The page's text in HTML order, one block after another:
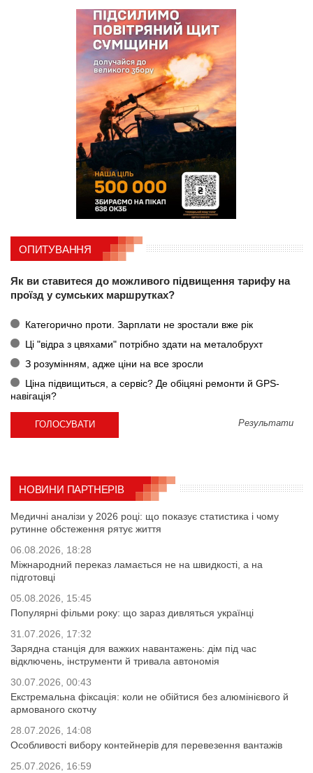
ОПИТУВАННЯ
Як ви ставитеся до можливого підвищення тарифу на
проїзд у сумських маршрутках?
Категорично проти. Зарплати не зростали вже рік
Ці "відра з цвяхами" потрібно здати на металобрухт
З розумінням, адже ціни на все зросли
Ціна підвищиться, а сервіс? Де обіцяні ремонти й GPS-
навігація?
Результати
НОВИНИ ПАРТНЕРІВ
Медичні аналізи у 2026 році: що показує статистика і чому
рутинне обстеження рятує життя
06.08.2026, 18:28
Міжнародний переказ ламається не на швидкості, а на
підготовці
05.08.2026, 15:45
Популярні фільми року: що зараз дивляться українці
31.07.2026, 17:32
Зарядна станція для важких навантажень: дім під час
відключень, інструменти й тривала автономія
30.07.2026, 00:43
Екстремальна фіксація: коли не обійтися без алюмінієвого й
армованого скотчу
28.07.2026, 14:08
Особливості вибору контейнерів для перевезення вантажів
25.07.2026, 16:59